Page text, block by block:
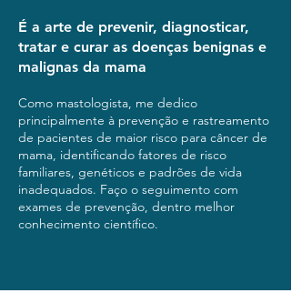
É a arte de prevenir, diagnosticar,
tratar e curar as doenças benignas e
malignas da mama
Como mastologista, me dedico
principalmente à prevenção e rastreamento
de pacientes de maior risco para câncer de
mama, identificando fatores de risco
familiares, genéticos e padrões de vida
inadequados. Faço o seguimento com
exames de prevenção, dentro melhor
conhecimento científico.